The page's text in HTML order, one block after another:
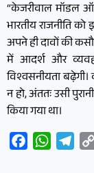
“केजरीवाल मॉडल
भारतीय राजनीति
अपने ही दावों की
में आदर्श और
विश्वसनीयता
न हो, अंततः उसी
किया गया था।
FacebookWhatsApp